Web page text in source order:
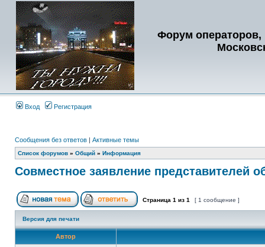
Форум операторов,
Вход Регистрация
Сообщения без ответов | Активные темы
Список форумов » Общий » Информация
Совместное заявление представителей
Страница 1 из 1 [ 1 сообщение ]
Версия для печати
Автор